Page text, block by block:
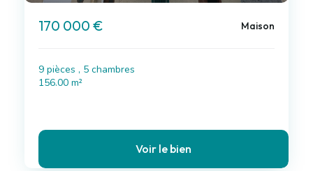
170 000 € Maison
9 pièces , 5 chambres
156.00 m²
Voir le bien